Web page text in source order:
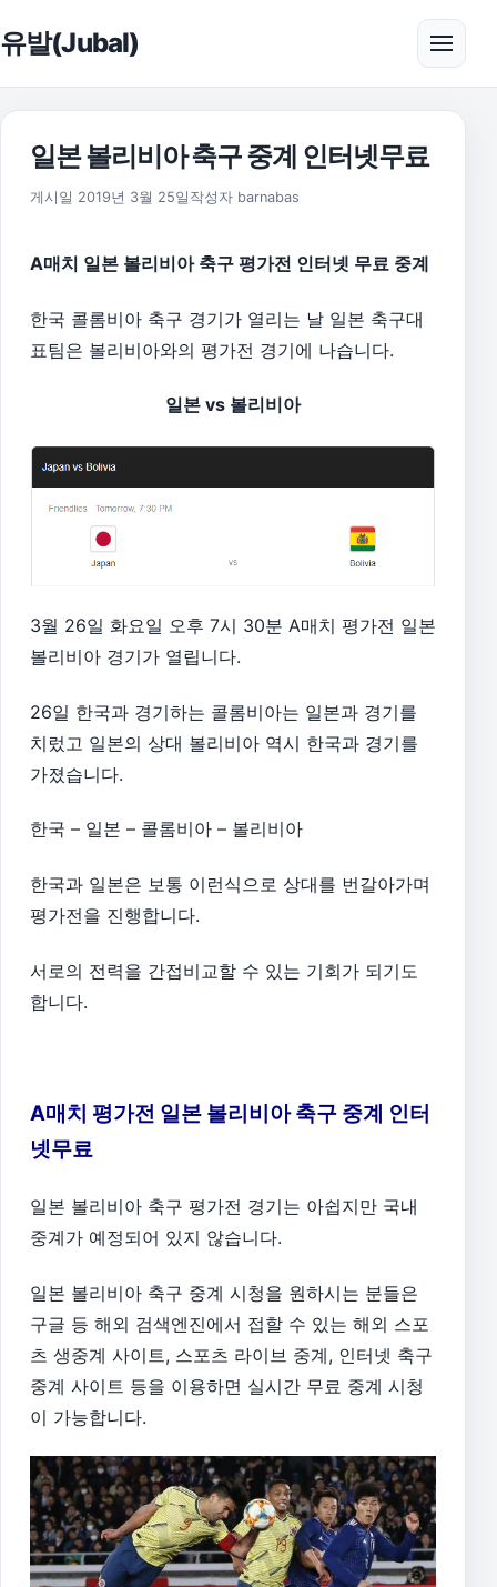
유발(Jubal) 메뉴
일본 볼리비아 축구 중계 인터넷무료
게시일 2019년 3월 25일 2019년 4월 12일
작성자 barnabas
A매치 일본 볼리비아 축구 평가전 인터넷 무료 중계
한국 콜롬비아 축구 경기가 열리는 날 일본 축구대
표팀은 볼리비아와의 평가전 경기에 나습니다.
일본 vs 볼리비아
3월 26일 화요일 오후 7시 30분 A매치 평가전 일본
볼리비아 경기가 열립니다.
26일 한국과 경기하는 콜롬비아는 일본과 경기를
치렀고 일본의 상대 볼리비아 역시 한국과 경기를
가졌습니다.
한국 – 일본 – 콜롬비아 – 볼리비아
한국과 일본은 보통 이런식으로 상대를 번갈아가며
평가전을 진행합니다.
서로의 전력을 간접비교할 수 있는 기회가 되기도
합니다.
A매치 평가전 일본 볼리비아 축구 중계 인터
넷무료
일본 볼리비아 축구 평가전 경기는 아쉽지만 국내
중계가 예정되어 있지 않습니다.
일본 볼리비아 축구 중계 시청을 원하시는 분들은
구글 등 해외 검색엔진에서 접할 수 있는 해외 스포
츠 생중계 사이트, 스포츠 라이브 중계, 인터넷 축구
중계 사이트 등을 이용하면 실시간 무료 중계 시청
이 가능합니다.